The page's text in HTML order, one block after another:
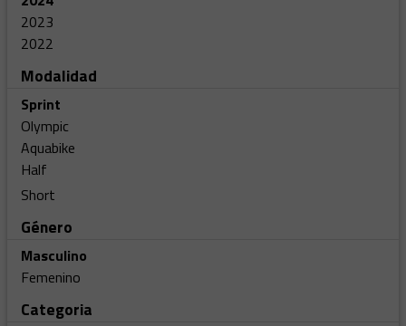
2023
2022
Modalidad
Sprint
Olympic
Aquabike
Half
Short
Género
Masculino
Femenino
Categoria